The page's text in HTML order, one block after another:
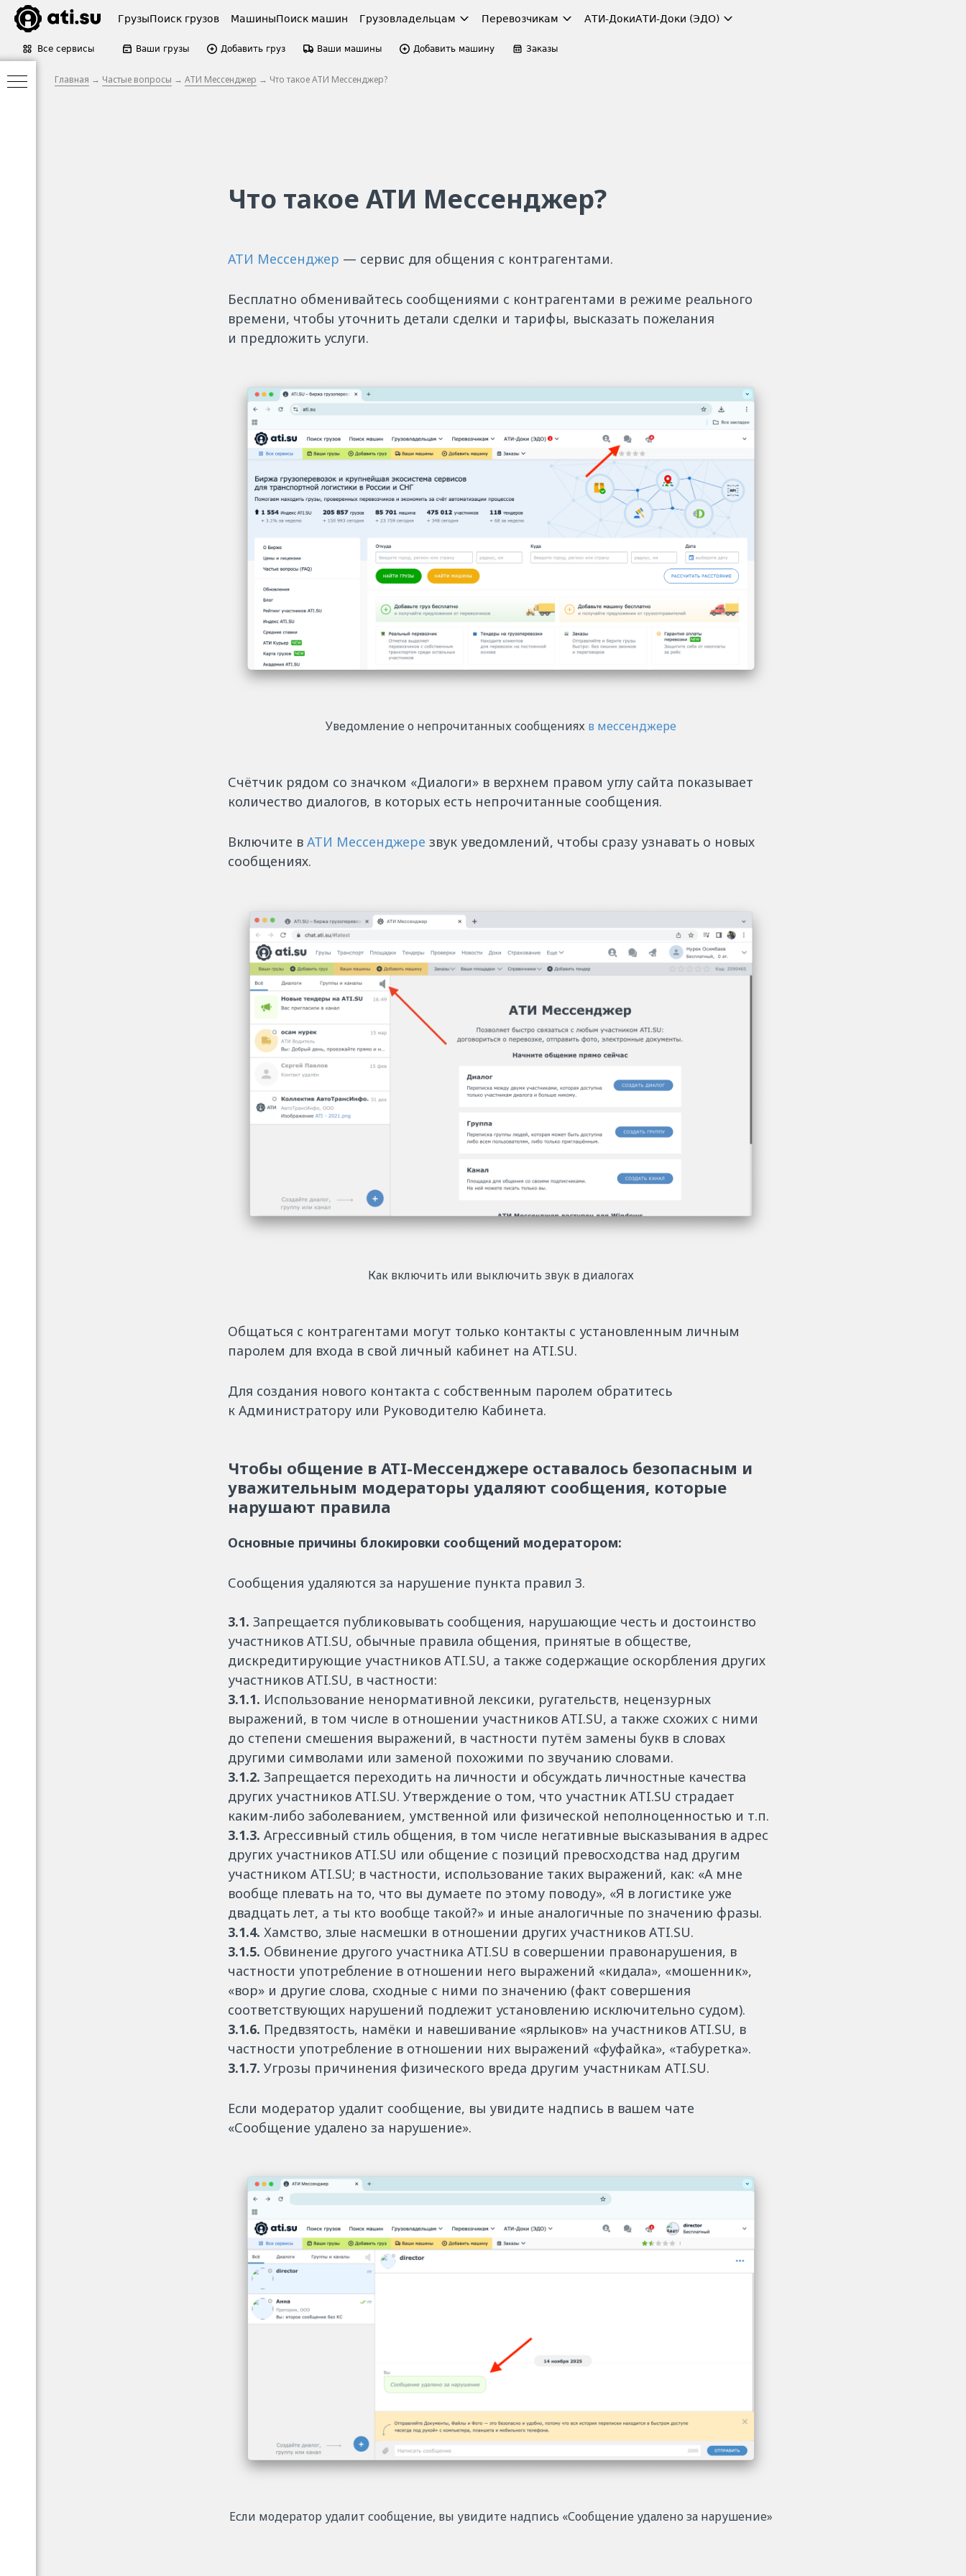
ГрузыПоиск грузов МашиныПоиск машин Грузовладельцам Перевозчикам АТИ-ДокиАТИ-Доки (ЭДО)
Все сервисы Ваши грузы Добавить груз Ваши машины Добавить машину Заказы
Главная → Частые вопросы → АТИ Мессенджер → Что такое АТИ Мессенджер?
Что такое АТИ Мессенджер?
АТИ Мессенджер — сервис для общения с контрагентами.
Бесплатно обменивайтесь сообщениями с контрагентами в режиме реального
времени, чтобы уточнить детали сделки и тарифы, высказать пожелания
и предложить услуги.
Уведомление о непрочитанных сообщениях в мессенджере
Счётчик рядом со значком «Диалоги» в верхнем правом углу сайта показывает
количество диалогов, в которых есть непрочитанные сообщения.
Включите в АТИ Мессенджере звук уведомлений, чтобы сразу узнавать о новых
сообщениях.
Как включить или выключить звук в диалогах
Общаться с контрагентами могут только контакты с установленным личным
паролем для входа в свой личный кабинет на ATI.SU.
Для создания нового контакта с собственным паролем обратитесь
к Администратору или Руководителю Кабинета.
Чтобы общение в ATI-Мессенджере оставалось безопасным и
уважительным модераторы удаляют сообщения, которые
нарушают правила
Основные причины блокировки сообщений модератором:
Сообщения удаляются за нарушение пункта правил 3.
3.1. Запрещается публиковывать сообщения, нарушающие честь и достоинство
участников ATI.SU, обычные правила общения, принятые в обществе,
дискредитирующие участников ATI.SU, а также содержащие оскорбления других
участников ATI.SU, в частности:
3.1.1. Использование ненормативной лексики, ругательств, нецензурных
выражений, в том числе в отношении участников ATI.SU, а также схожих с ними
до степени смешения выражений, в частности путём замены букв в словах
другими символами или заменой похожими по звучанию словами.
3.1.2. Запрещается переходить на личности и обсуждать личностные качества
других участников ATI.SU. Утверждение о том, что участник ATI.SU страдает
каким-либо заболеванием, умственной или физической неполноценностью и т.п.
3.1.3. Агрессивный стиль общения, в том числе негативные высказывания в адрес
других участников ATI.SU или общение с позиций превосходства над другим
участником ATI.SU; в частности, использование таких выражений, как: «А мне
вообще плевать на то, что вы думаете по этому поводу», «Я в логистике уже
двадцать лет, а ты кто вообще такой?» и иные аналогичные по значению фразы.
3.1.4. Хамство, злые насмешки в отношении других участников ATI.SU.
3.1.5. Обвинение другого участника ATI.SU в совершении правонарушения, в
частности употребление в отношении него выражений «кидала», «мошенник»,
«вор» и другие слова, сходные с ними по значению (факт совершения
соответствующих нарушений подлежит установлению исключительно судом).
3.1.6. Предвзятость, намёки и навешивание «ярлыков» на участников ATI.SU, в
частности употребление в отношении них выражений «фуфайка», «табуретка».
3.1.7.Угрозы причинения физического вреда другим участникам ATI.SU.
Если модератор удалит сообщение, вы увидите надпись в вашем чате
«Сообщение удалено за нарушение».
Если модератор удалит сообщение, вы увидите надпись «Сообщение удалено за нарушение»